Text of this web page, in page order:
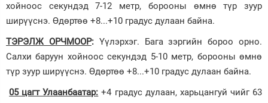
хойноос секундэд 7-12 метр, борооны өмнө түр зуур
ширүүснэ. Өдөртөө +8...+10 градус дулаан байна.
ТЭРЭЛЖ ОРЧМООР: Үүлэрхэг. Бага зэргийн бороо орно.
Салхи баруун хойноос секундэд 5-10 метр, борооны өмнө
түр зуур ширүүснэ. Өдөртөө +8...+10 градус дулаан байна.
05 цагт Улаанбаатар: +4 градус дулаан, харьцангуй чийг 63